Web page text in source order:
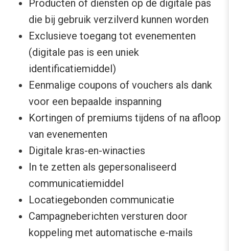
Producten of diensten op de digitale pas
die bij gebruik verzilverd kunnen worden
Exclusieve toegang tot evenementen
(digitale pas is een uniek
identificatiemiddel)
Eenmalige coupons of vouchers als dank
voor een bepaalde inspanning
Kortingen of premiums tijdens of na afloop
van evenementen
Digitale kras-en-winacties
In te zetten als gepersonaliseerd
communicatiemiddel
Locatiegebonden communicatie
Campagneberichten versturen door
koppeling met automatische e-mails